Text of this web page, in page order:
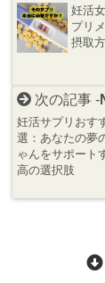
妊活
プリ
摂取
次の記事 -
妊活サプリおす
選：あなたの夢
ゃんをサポート
高の選択肢